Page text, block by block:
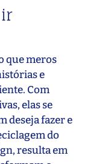
que meros
e
Com
elas se
deseja fazer e
do
resulta em